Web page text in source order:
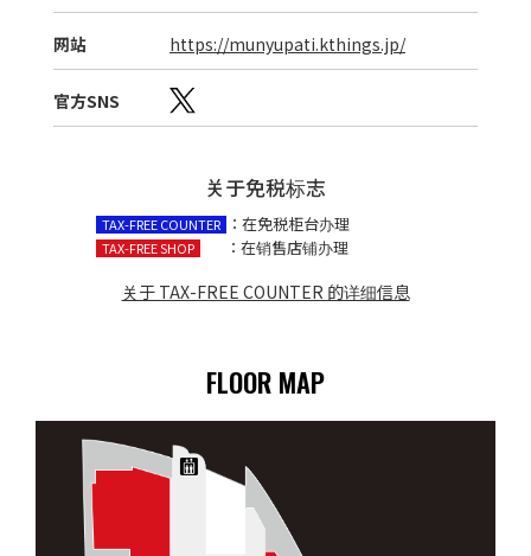
网站 https://munyupati.kthings.jp/
官方SNS
关于免税标志
TAX-FREE COUNTER ：在免税柜台办理
TAX-FREE SHOP ：在销售店铺办理
关于 TAX-FREE COUNTER 的详细信息
FLOOR MAP